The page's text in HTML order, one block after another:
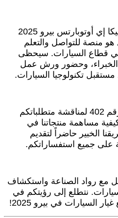
لا يقتصر معرض إكسبوميكانيكا إي أوتوبارتس بيرو 2025
منصة للتواصل والتعلم
قطاع السيارات. سيحظى
وحضور ورش عمل
تكنولوجيا السيارات.
ندعوكم لزيارتنا في الجناح رقم 402 لمناقشة متطلباتكم
مساهمة منتجاتنا في
الخبير حاضراً لتقديم
على جميع استفساراتكم.
مع رواد الصناعة واستكشاف
نتطلع إلى رؤيتكم في
السيارات في بيرو 2025!